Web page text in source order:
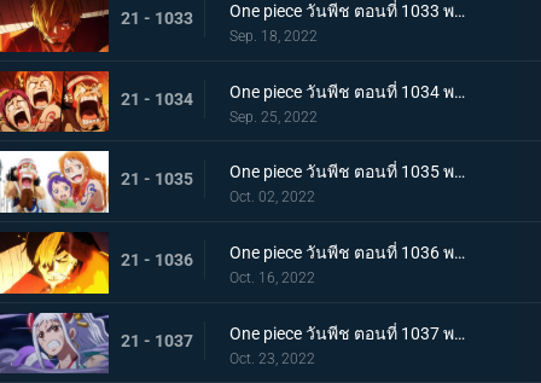
21 - 1033 One piece วันพีช ตอนที่ 1033 พากย์ไทย ชี้ขาด หมัดราชันย์เร่งความเร็วของลูฟี่
Sep. 18, 2022
21 - 1034 One piece วันพีช ตอนที่ 1034 พากย์ไทย ลูฟี่พ่ายแพ้! กลุ่มหมวกฟางตกที่นั่งลำบาก
Sep. 25, 2022
21 - 1035 One piece วันพีช ตอนที่ 1035 พากย์ไทย ร้อยอสูรเหยียบย่ำ สิ้นสมัยตระกูลโคสึกิ
Oct. 02, 2022
21 - 1036 One piece วันพีช ตอนที่ 1036 พากย์ไทย ต่อต้านคืนมืดมิด โชกุนใหญ่แคว้นวะกู่ก้อง
Oct. 16, 2022
21 - 1037 One piece วันพีช ตอนที่ 1037 พากย์ไทย เชื่อในลูฟี่สิ! พันธมิตรเปิดฉากโต้กลับ
Oct. 23, 2022